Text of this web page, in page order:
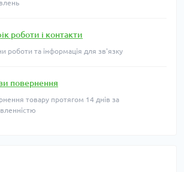
роботи і контакти
роботи та інформація для зв'язку
повернення
товару протягом 14 днів за